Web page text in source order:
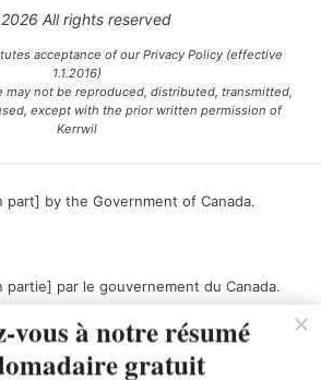
All rights reserved
acceptance of our Privacy Policy (effective
1.1.2016)
may not be reproduced, distributed, transmitted,
except with the prior written permission of
Kerrwil
by the Government of Canada.
par le gouvernement du Canada.
vous à notre résumé
gratuit